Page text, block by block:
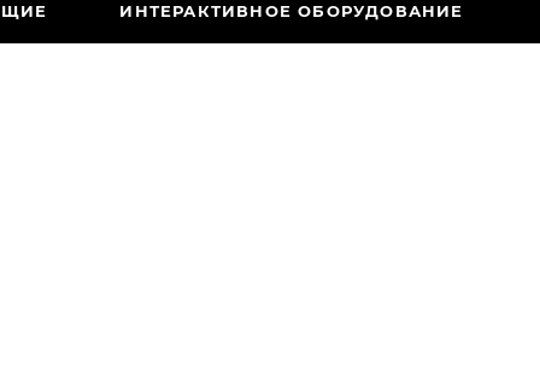
ИНТЕРАКТИВНОЕ ОБОРУДОВАНИЕ